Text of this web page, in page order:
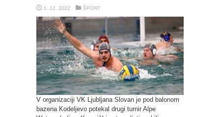
1. 12. 2022 ŠPORT
V organizaciji VK Ljubljana Slovan je pod balonom
bazena Kodeljevo potekal drugi turnir Alpe